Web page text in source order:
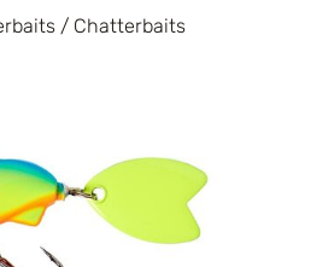
/ Chatterbaits